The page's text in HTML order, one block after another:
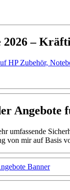
2026 –
HP Zubehör,
Angebote
umfassende
von mir auf Basis